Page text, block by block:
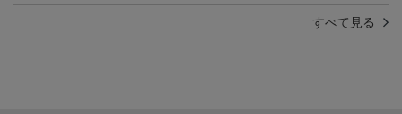
すべて見る